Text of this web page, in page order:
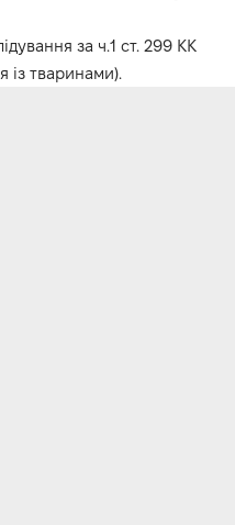
за ч.1 ст. 299 КК
із тваринами).